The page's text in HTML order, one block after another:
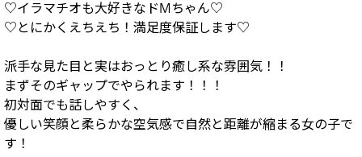
♡イラマチオも大好きなドMちゃん♡
♡とにかくえちえち！満足度保証します♡
派手な見た目と実はおっとり癒し系な雰囲気！！
まずそのギャップでやられます！！！
初対面でも話しやすく、
優しい笑顔と柔らかな空気感で自然と距離が縮まる女の子で
す！